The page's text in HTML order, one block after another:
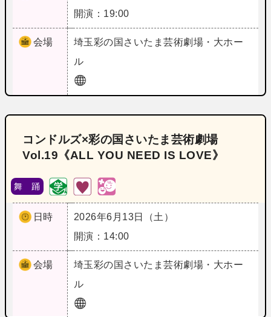
開演：19:00
会場 埼玉彩の国さいたま芸術劇場・大ホー
ル
コンドルズ×彩の国さいたま芸術劇場
Vol.19《ALL YOU NEED IS LOVE》
舞 踊
日時
2026年6月13日（土）
開演：14:00
会場 埼玉彩の国さいたま芸術劇場・大ホー
ル